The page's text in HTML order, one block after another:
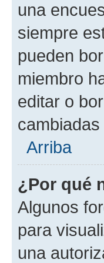
una
siempre
pueden
miembro
editar o
Arriba
¿Por qué
Algunos
para
una